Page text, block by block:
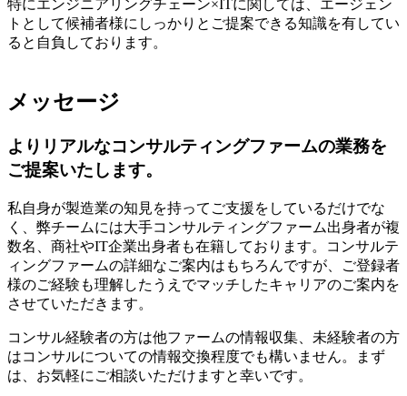
特にエンジニアリングチェーン×ITに関しては、エージェン
トとして候補者様にしっかりとご提案できる知識を有してい
ると自負しております。
メッセージ
よりリアルなコンサルティングファームの業務を
ご提案いたします。
私自身が製造業の知見を持ってご支援をしているだけでな
く、弊チームには大手コンサルティングファーム出身者が複
数名、商社やIT企業出身者も在籍しております。コンサルテ
ィングファームの詳細なご案内はもちろんですが、ご登録者
様のご経験も理解したうえでマッチしたキャリアのご案内を
させていただきます。
コンサル経験者の方は他ファームの情報収集、未経験者の方
はコンサルについての情報交換程度でも構いません。まず
は、お気軽にご相談いただけますと幸いです。